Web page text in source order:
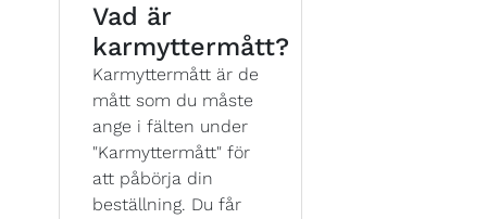
Vad är
karmyttermått?
Karmyttermått är de
mått som du måste
ange i fälten under
"Karmyttermått" för
att påbörja din
beställning. Du får